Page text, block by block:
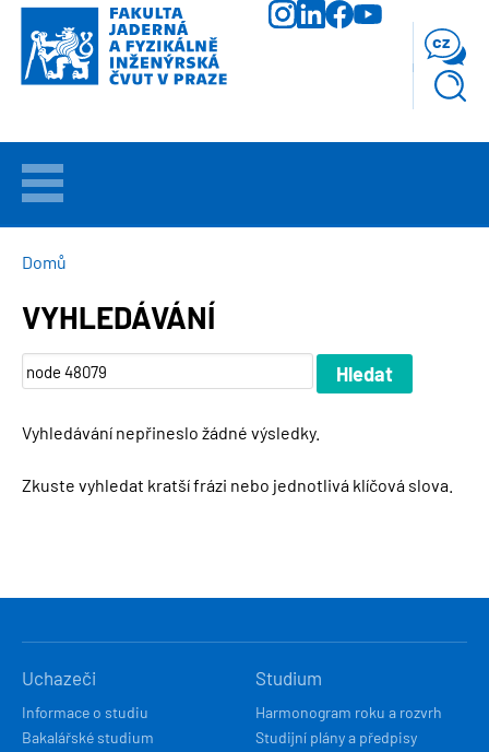
Přejít
hlavnímu
obsahu
VÍTEJTE
UCHAZEČI
STUDIUM
VĚDA
FAKULTA
cz
DROBEČKOVÁ
Domů
VYHLEDÁVÁNÍ
Vyhledávání nepřineslo žádné výsledky.
Zkuste vyhledat kratší frázi nebo jednotlivá klíčová slova.
NAVIGACE
Uchazeči
Informace o studiu
Bakalářské studium
Studium
Harmonogram roku a rozvrh
Studijní plány a předpisy